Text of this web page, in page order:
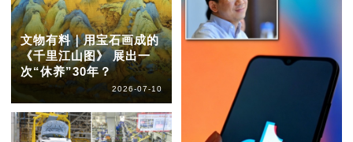
文物有料｜用宝石画成的
《千里江山图》 展出一
次“休养”30年？
2026-07-10